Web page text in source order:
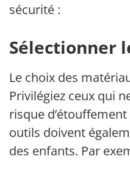
sécurité :
Sélectionner
Le choix des
Privilégiez ceux qui
risque
outils doivent
des enfants. Par